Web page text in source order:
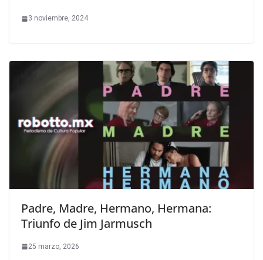
3 noviembre, 2024
Padre, Madre, Hermano, Hermana:
Triunfo de Jim Jarmusch
25 marzo, 2026